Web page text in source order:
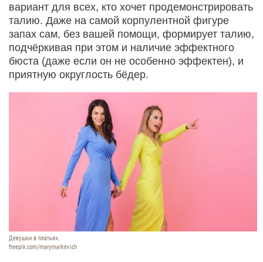
вариант для всех, кто хочет продемонстрировать
талию. Даже на самой корпулентной фигуре
запах сам, без вашей помощи, формирует талию,
подчёркивая при этом и наличие эффектного
бюста (даже если он не особенно эффектен), и
приятную округлость бёдер.
Девушки в платьях.
freepik.com/marymarkevich